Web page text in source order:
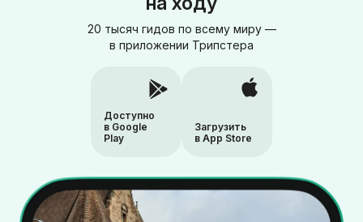
20 тысяч гидов по всему миру —
в приложении Трипстера
Доступно
в Google
Play
Загрузить
в App Store